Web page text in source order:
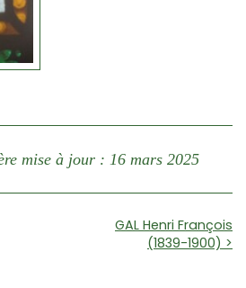
mise à jour : 16 mars 2025
GAL Henri François
(1839-1900) >